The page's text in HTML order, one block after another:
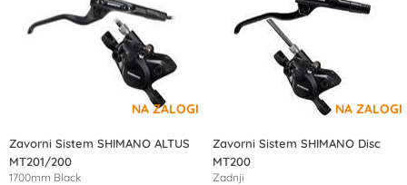
Zavorni Sistem SHIMANO ALTUS
MT201/200
1700mm Black
Zavorni Sistem SHIMANO Disc
MT200
Zadnji